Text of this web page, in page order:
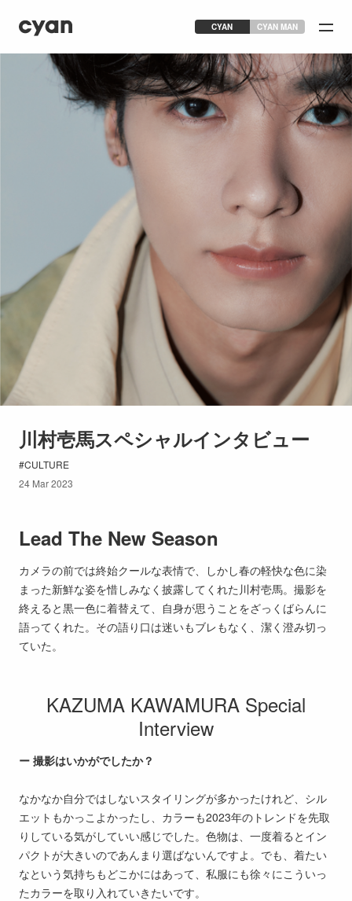
CYAN CYAN MAN
川村壱馬スペシャルインタビュー
CULTURE
24 Mar 2023
Lead The New Season
カメラの前では終始クールな表情で、しかし春の軽快な色に染
まった新鮮な姿を惜しみなく披露してくれた川村壱馬。撮影を
終えると黒一色に着替えて、自身が思うことをざっくばらんに
語ってくれた。その語り口は迷いもブレもなく、潔く澄み切っ
ていた。
KAZUMA KAWAMURA Special
Interview
ー 撮影はいかがでしたか？
なかなか自分ではしないスタイリングが多かったけれど、シル
エットもかっこよかったし、カラーも2023年のトレンドを先取
りしている気がしていい感じでした。色物は、一度着るとイン
パクトが大きいのであんまり選ばないんですよ。でも、着たい
なという気持ちもどこかにはあって、私服にも徐々にこういっ
たカラーを取り入れていきたいです。